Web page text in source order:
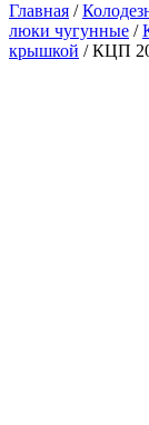
Главная /
люки чугунные /
крышкой / КЦП